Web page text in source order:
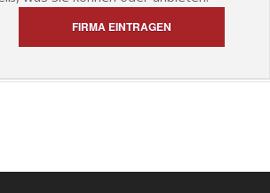
FIRMA EINTRAGEN